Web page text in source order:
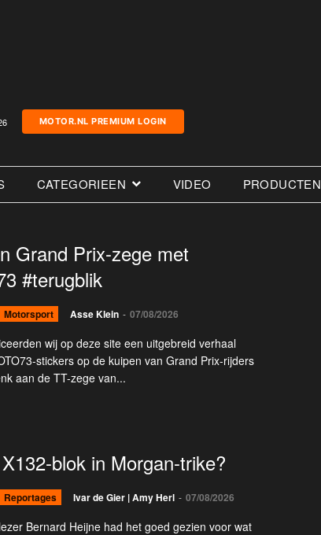
MOTOR.NL PREMIUM LOGIN
CATEGORIEEN VIDEO PRODUCTEN
Grand Prix-zege met
#terugblik
Motorsport Asse Klein - 07/08/2026
wij op deze site een uitgebreid verhaal
stickers op de kuipen van Grand Prix-rijders
aan de TT-zege van...
blok in Morgan-trike?
Reportages Ivar de Gier | Amy Herl - 07/08/2026
Bernard Heijne had het goed gezien voor wat